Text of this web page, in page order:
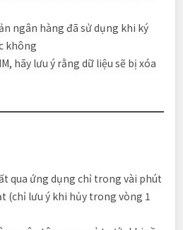
ngân hàng đã sử dụng khi ký
không
hãy lưu ý rằng dữ liệu sẽ bị xóa
qua ứng dụng chỉ trong vài phút
(chỉ lưu ý khi hủy trong vòng 1